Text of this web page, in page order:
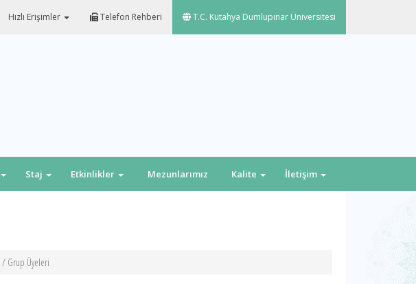
Hızlı Erişimler Telefon Rehberi T.C. Kütahya Dumlupınar Üniversitesi
Staj Etkinlikler Mezunlarımız Kalite İletişim
/ Grup Üyeleri